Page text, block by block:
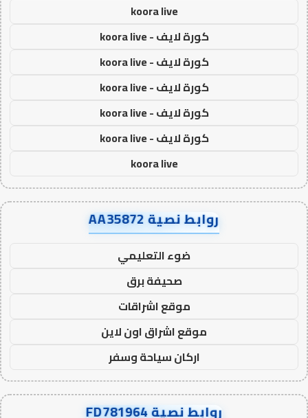
koora live
كورة لايف - koora live
كورة لايف - koora live
كورة لايف - koora live
كورة لايف - koora live
كورة لايف - koora live
koora live
روابط نصية AA35872
ضوء التعليمي
صحيفة برق
موقع اشراقات
موقع اشراق اون لاين
اركان سياحة وسفر
روابط نصية FD781964